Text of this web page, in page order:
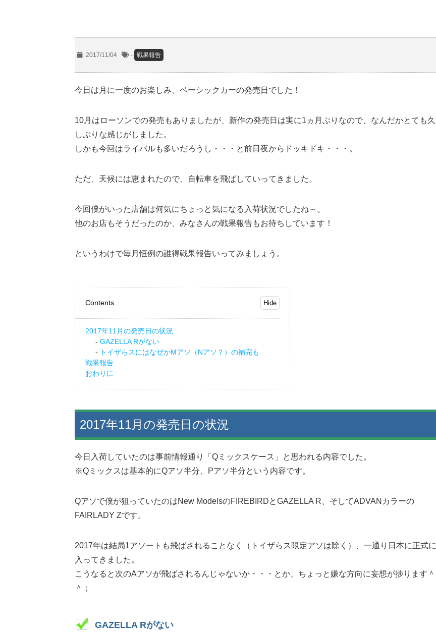
2017/11/04 - 戦果報告
今日は月に一度のお楽しみ、ベーシックカーの発売日でした！
10月はローソンでの発売もありましたが、新作の発売日は実に1ヵ月ぶりなので、なんだかとても久
しぶりな感じがしました。
しかも今回はライバルも多いだろうし・・・と前日夜からドッキドキ・・・。
ただ、天候には恵まれたので、自転車を飛ばしていってきました。
今回僕がいった店舗は何気にちょっと気になる入荷状況でしたね～。
他のお店もそうだったのか、みなさんの戦果報告もお待ちしています！
というわけで毎月恒例の誰得戦果報告いってみましょう。
Contents
2017年11月の発売日の状況
GAZELLA Rがない
トイザらスにはなぜかMアソ（Nアソ？）の補完も
戦果報告
おわりに
2017年11月の発売日の状況
今日入荷していたのは事前情報通り「Qミックスケース」と思われる内容でした。
※Qミックスは基本的にQアソ半分、Pアソ半分という内容です。
Qアソで僕が狙っていたのはNew ModelsのFIREBIRDとGAZELLA R、そしてADVANカラーの
FAIRLADY Zです。
2017年は結局1アソートも飛ばされることなく（トイザらス限定アソは除く）、一通り日本に正式に
入ってきました。
こうなると次のAアソが飛ばされるんじゃないか・・・とか、ちょっと嫌な方向に妄想が捗ります＾
＾；
GAZELLA Rがない